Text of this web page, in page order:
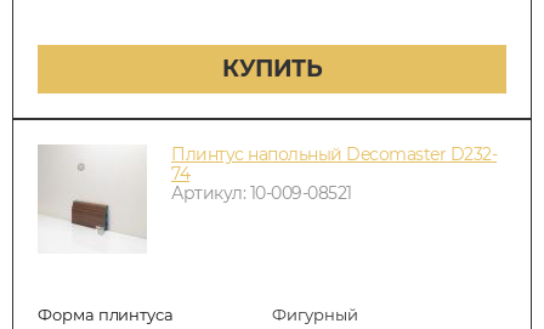
КУПИТЬ
Плинтус напольный Decomaster D232-
74
Артикул: 10-009-08521
Форма плинтуса
Фигурный